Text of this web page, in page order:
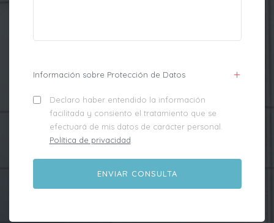
Información sobre Protección de Datos
Declaro haber entendido la información
facilitada y consiento el tratamiento que se
efectuará de mis datos de carácter personal.
Política de privacidad.